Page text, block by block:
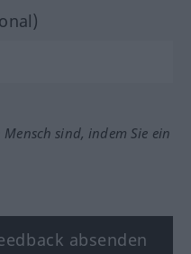
sind, indem Sie ein
absenden